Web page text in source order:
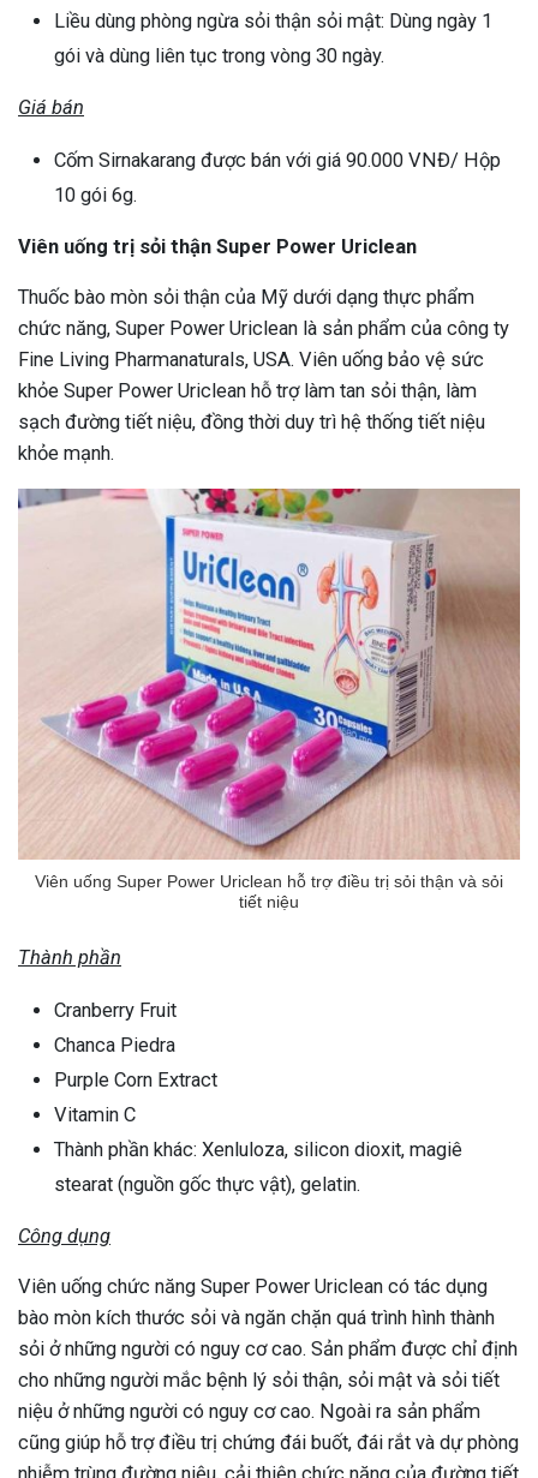
Liều dùng phòng ngừa sỏi thận sỏi mật: Dùng ngày 1
gói và dùng liên tục trong vòng 30 ngày.
Giá bán
Cốm Sirnakarang được bán với giá 90.000 VNĐ/ Hộp
10 gói 6g.
Viên uống trị sỏi thận Super Power Uriclean
Thuốc bào mòn sỏi thận của Mỹ dưới dạng thực phẩm
chức năng, Super Power Uriclean là sản phẩm của công ty
Fine Living Pharmanaturals, USA. Viên uống bảo vệ sức
khỏe Super Power Uriclean hỗ trợ làm tan sỏi thận, làm
sạch đường tiết niệu, đồng thời duy trì hệ thống tiết niệu
khỏe mạnh.
Viên uống Super Power Uriclean hỗ trợ điều trị sỏi thận và sỏi
tiết niệu
Thành phần
Cranberry Fruit
Chanca Piedra
Purple Corn Extract
Vitamin C
Thành phần khác: Xenluloza, silicon dioxit, magiê
stearat (nguồn gốc thực vật), gelatin.
Công dụng
Viên uống chức năng Super Power Uriclean có tác dụng
bào mòn kích thước sỏi và ngăn chặn quá trình hình thành
sỏi ở những người có nguy cơ cao. Sản phẩm được chỉ định
cho những người mắc bệnh lý sỏi thận, sỏi mật và sỏi tiết
niệu ở những người có nguy cơ cao. Ngoài ra sản phẩm
cũng giúp hỗ trợ điều trị chứng đái buốt, đái rắt và dự phòng